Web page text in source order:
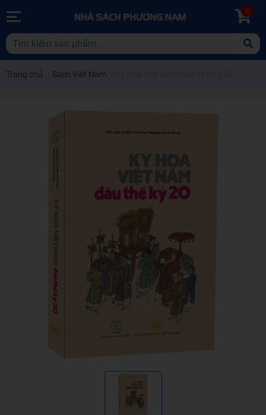
0
Trang chủ Sách Việt Nam